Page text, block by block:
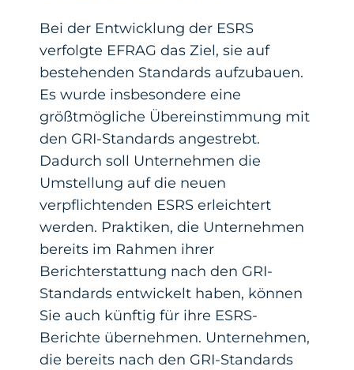
Bei der Entwicklung der ESRS
verfolgte EFRAG das Ziel, sie auf
bestehenden Standards aufzubauen.
Es wurde insbesondere eine
größtmögliche Übereinstimmung mit
den GRI-Standards angestrebt.
Dadurch soll Unternehmen die
Umstellung auf die neuen
verpflichtenden ESRS erleichtert
werden. Praktiken, die Unternehmen
bereits im Rahmen ihrer
Berichterstattung nach den GRI-
Standards entwickelt haben, können
Sie auch künftig für ihre ESRS-
Berichte übernehmen. Unternehmen,
die bereits nach den GRI-Standards